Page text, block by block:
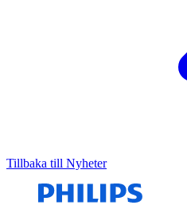
Tillbaka till Nyheter